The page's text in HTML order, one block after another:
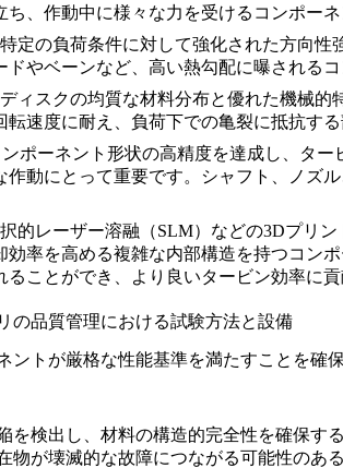
ち、作動中に様々な力を受けるコンポーネ
定の負荷条件に対して強化された方向性
ドやベーンなど、高い熱勾配に曝されるコ
ィスクの均質な材料分布と優れた機械的
速度に耐え、負荷下での亀裂に抵抗する
ンポーネント形状の高精度を達成し、ター
作動にとって重要です。シャフト、ノズ
的レーザー溶融（SLM） などの3Dプリ
効率を高める複雑な内部構造を持つコン
ることができ、より良いタービン効率に貢
の品質管理における試験方法と設備
ントが厳格な性能基準を満たすことを確
を検出し、材料の構造的完全性を確保す
物が壊滅的な故障につながる可能性のあ